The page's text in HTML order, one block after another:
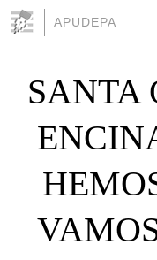
APUDEPA
SANTA